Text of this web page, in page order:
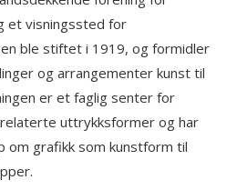
et visningssted for
ble stiftet i 1919, og formidler
og arrangementer kunst til
er et faglig senter for
uttrykksformer og har
om grafikk som kunstform til